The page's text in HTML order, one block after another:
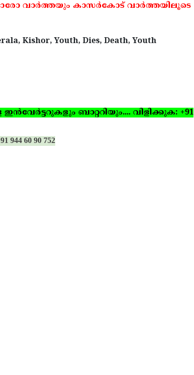
വാര്‍ത്തയും കാസര്‍കോട് വാര്‍ത്തയിലൂടെ
Kishor, Youth, Dies, Death, Youth
ബാറ്ററിയും.... വിളിക്കുക: +91
944 60 90 752